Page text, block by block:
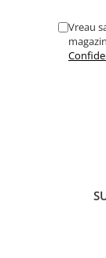
Articole sanatate
Radio cu ceas &
Mobila
Vreau